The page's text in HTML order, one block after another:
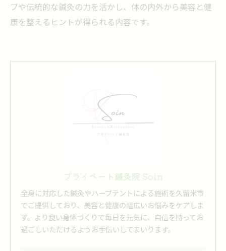
ブや伝統的な鍼灸の力を活かし、体の内外から美容と健
康を整えるヒントが得られる内容です。
プライベート鍼灸院 Soin
全身に対応した鍼灸やハーブテントによる施術を久留米市
でご提供しており、美容と健康の幅広いお悩みをケアしま
す。より良い身体づくりで毎日を元気に、自信を持ってお
過ごしいただけるようお手伝いしてまいります。